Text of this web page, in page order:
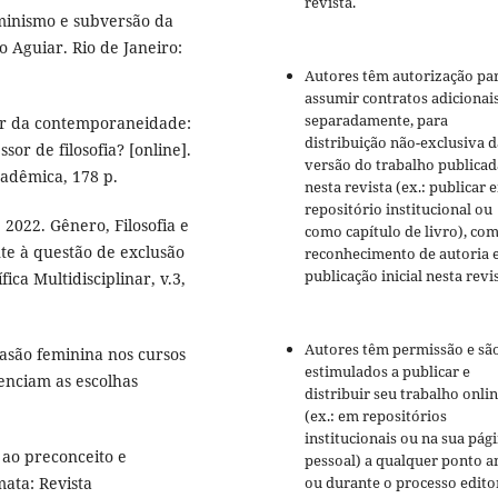
e subversão da
Aguiar. Rio de Janeiro:
da contemporaneidade:
de filosofia? [online].
178 p.
2022. Gênero, Filosofia e
à questão de exclusão
Multidisciplinar, v.3,
feminina nos cursos
as escolhas
preconceito e
Revista
Autores têm autorização
assumir contratos
separadamente, para
distribuição não-exclusiva
versão do trabalho
nesta revista (ex.: publicar
repositório institucional ou
como capítulo de livro), com
reconhecimento de autoria
publicação inicial nesta
Autores têm permissão e
estimulados a publicar e
distribuir seu trabalho
(ex.: em repositórios
institucionais ou na sua
pessoal) a qualquer ponto
ou durante o processo